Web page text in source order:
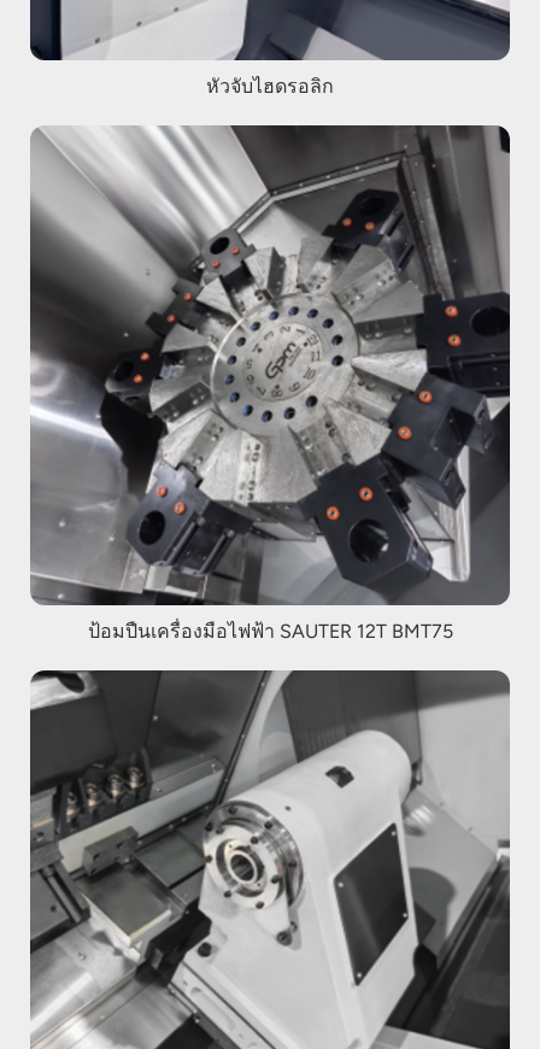
หัวจับไฮดรอลิก
ป้อมปืนเครื่องมือไฟฟ้า SAUTER 12T BMT75